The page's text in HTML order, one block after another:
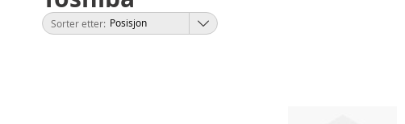
Sorter etter